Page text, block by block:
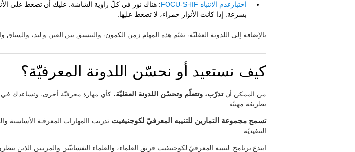
اختبارعدم الانتباه FOCU-SHIF
: هناك نور في كلّ زاوية الشاشة. عليك أن تضغط على
بسرعة. إذا كانت الأنوار حمراء، لا تضغط عليها.
بالإضافة إلى اللدونة العقليّة، تقيّم هذه المهام زمن الكمون، والتنسيق بين العين واليد، والسياق
كيف نستعيد أو نحسّن اللدونة المعرفيّة؟
من الممكن أنتدرّب، وتتعلّم وتحسّن اللدونة العقليّة، كأي مهارة معرفيّة أخرى، ونساعدك في
بطريقة مهنيّة.
تسمح مجموعة التمارين للتنيبه المعرفيّ لكوجنيفيت تدريب االمهارات المعرفية الأساسية
التنفيذيّة.
ابتدع برنامج التنبيه المعرفيّ لكوجنيفيت فريق العلماء، والعلماء النفسانيّين والمربيين الذين